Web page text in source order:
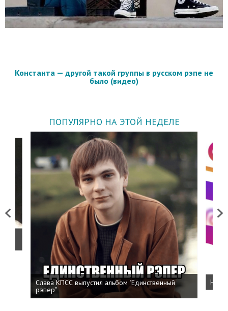
Константа — другой такой группы в русском рэпе не
было (видео)
ПОПУЛЯРНО НА ЭТОЙ НЕДЕЛЕ
Previous
Слава КПСС выпустил альбом "Единственный
рэпер"
Next